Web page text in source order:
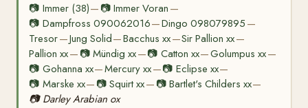
📷 Immer (38)— 📷Immer Voran —
📷 Dampfross 090062016—Dingo 098079895 —
Tresor—Jung Solid—Bacchus xx—Sir Pallion xx—
Pallion xx— 📷Mündig xx—📷 Catton xx—Golumpus xx—
📷 Gohanna xx—Mercury xx—📷 Eclipse xx—
📷 Marske xx— 📷Squirt xx— 📷 Bartlet's Childers xx—
📷 Darley Arabian ox